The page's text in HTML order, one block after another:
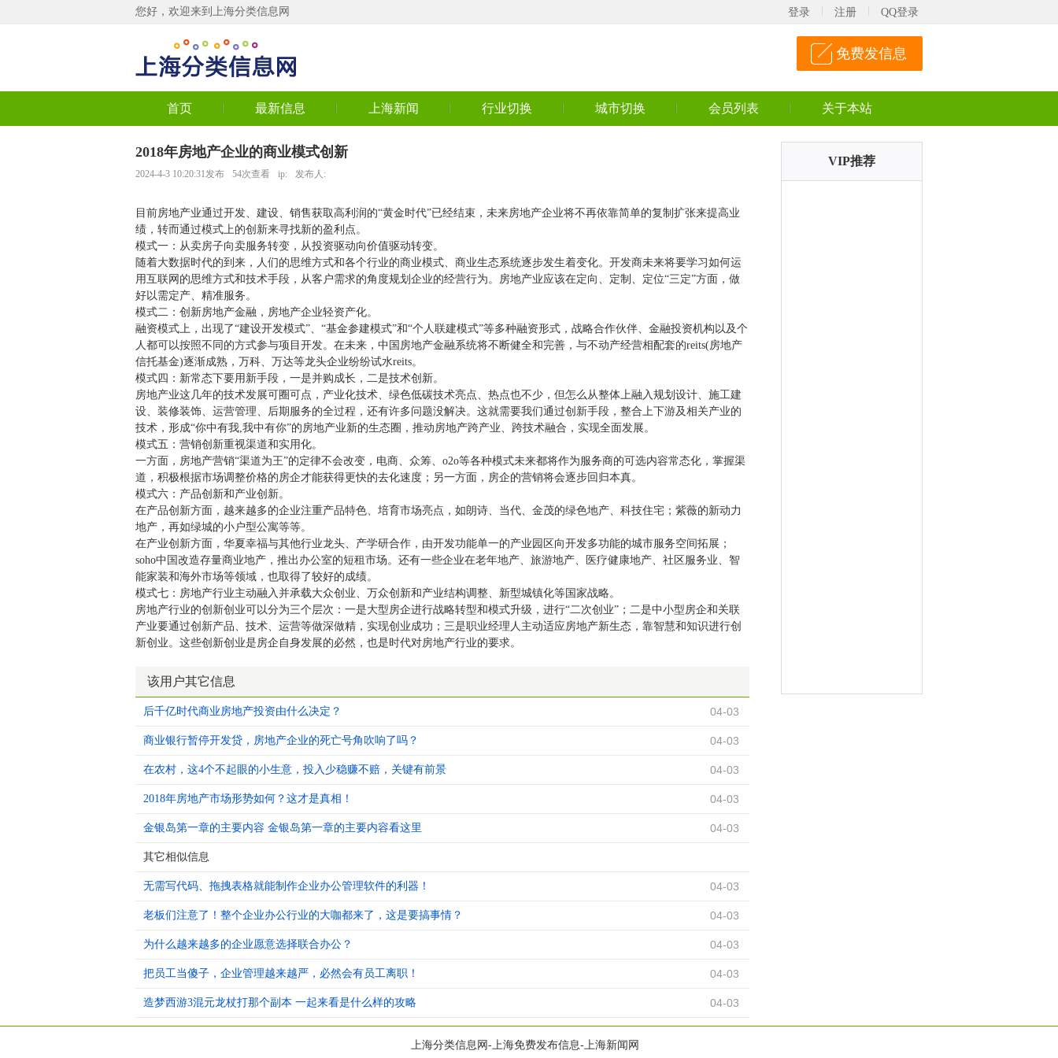
您好，欢迎来到上海分类信息网 登录 注册 QQ登录
免费发信息
首页 最新信息 上海新闻 行业切换 城市切换 会员列表 关于本站
2018年房地产企业的商业模式创新
2024-4-3 10:20:31发布 54次查看 ip: 发布人:
目前房地产业通过开发、建设、销售获取高利润的“黄金时代”已经结束，未来房地产企业将不再依靠简单的复制扩张来提高业
绩，转而通过模式上的创新来寻找新的盈利点。
模式一：从卖房子向卖服务转变，从投资驱动向价值驱动转变。
随着大数据时代的到来，人们的思维方式和各个行业的商业模式、商业生态系统逐步发生着变化。开发商未来将要学习如何运
用互联网的思维方式和技术手段，从客户需求的角度规划企业的经营行为。房地产业应该在定向、定制、定位“三定”方面，做
好以需定产、精准服务。
模式二：创新房地产金融，房地产企业轻资产化。
融资模式上，出现了“建设开发模式”、“基金参建模式”和“个人联建模式”等多种融资形式，战略合作伙伴、金融投资机构以及个
人都可以按照不同的方式参与项目开发。在未来，中国房地产金融系统将不断健全和完善，与不动产经营相配套的reits(房地产
信托基金)逐渐成熟，万科、万达等龙头企业纷纷试水reits。
模式四：新常态下要用新手段，一是并购成长，二是技术创新。
房地产业这几年的技术发展可圈可点，产业化技术、绿色低碳技术亮点、热点也不少，但怎么从整体上融入规划设计、施工建
设、装修装饰、运营管理、后期服务的全过程，还有许多问题没解决。这就需要我们通过创新手段，整合上下游及相关产业的
技术，形成“你中有我,我中有你”的房地产业新的生态圈，推动房地产跨产业、跨技术融合，实现全面发展。
模式五：营销创新重视渠道和实用化。
一方面，房地产营销“渠道为王”的定律不会改变，电商、众筹、o2o等各种模式未来都将作为服务商的可选内容常态化，掌握渠
道，积极根据市场调整价格的房企才能获得更快的去化速度；另一方面，房企的营销将会逐步回归本真。
模式六：产品创新和产业创新。
在产品创新方面，越来越多的企业注重产品特色、培育市场亮点，如朗诗、当代、金茂的绿色地产、科技住宅；紫薇的新动力
地产，再如绿城的小户型公寓等等。
在产业创新方面，华夏幸福与其他行业龙头、产学研合作，由开发功能单一的产业园区向开发多功能的城市服务空间拓展；
soho中国改造存量商业地产，推出办公室的短租市场。还有一些企业在老年地产、旅游地产、医疗健康地产、社区服务业、智
能家装和海外市场等领域，也取得了较好的成绩。
模式七：房地产行业主动融入并承载大众创业、万众创新和产业结构调整、新型城镇化等国家战略。
房地产行业的创新创业可以分为三个层次：一是大型房企进行战略转型和模式升级，进行“二次创业”；二是中小型房企和关联
产业要通过创新产品、技术、运营等做深做精，实现创业成功；三是职业经理人主动适应房地产新生态，靠智慧和知识进行创
新创业。这些创新创业是房企自身发展的必然，也是时代对房地产行业的要求。
该用户其它信息
后千亿时代商业房地产投资由什么决定？ 04-03
商业银行暂停开发贷，房地产企业的死亡号角吹响了吗？ 04-03
在农村，这4个不起眼的小生意，投入少稳赚不赔，关键有前景 04-03
2018年房地产市场形势如何？这才是真相！ 04-03
金银岛第一章的主要内容 金银岛第一章的主要内容看这里 04-03
其它相似信息
无需写代码、拖拽表格就能制作企业办公管理软件的利器！ 04-03
老板们注意了！整个企业办公行业的大咖都来了，这是要搞事情？ 04-03
为什么越来越多的企业愿意选择联合办公？ 04-03
把员工当傻子，企业管理越来越严，必然会有员工离职！ 04-03
造梦西游3混元龙杖打那个副本 一起来看是什么样的攻略 04-03
VIP推荐
上海分类信息网-上海免费发布信息-上海新闻网